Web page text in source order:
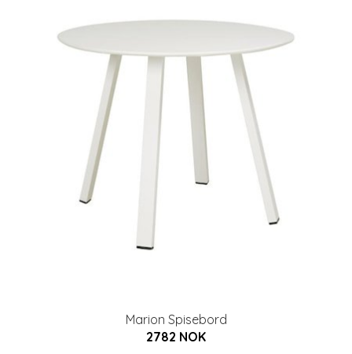
Marion Spisebord
2782 NOK